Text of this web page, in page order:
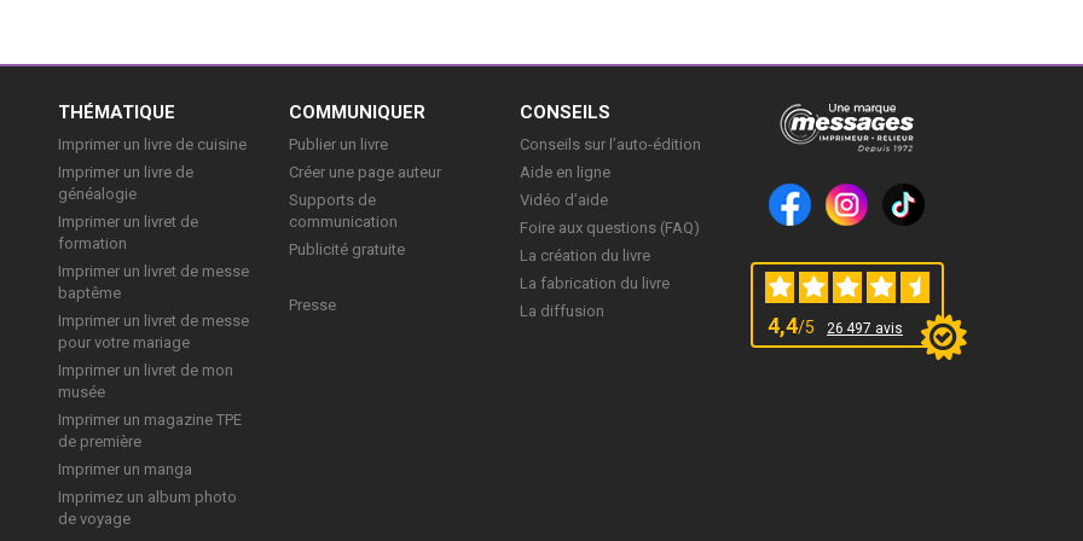
THÉMATIQUE
Imprimer un livre de cuisine
Imprimer un livre de
généalogie
Imprimer un livret de
formation
Imprimer un livret de messe
baptême
Imprimer un livret de messe
pour votre mariage
Imprimer un livret de mon
musée
Imprimer un magazine TPE
de première
Imprimer un manga
Imprimez un album photo
de voyage
COMMUNIQUER
Publier un livre
Créer une page auteur
Supports de
communication
Publicité gratuite
Presse
CONSEILS
Conseils sur l’auto-édition
Aide en ligne
Vidéo d’aide
Foire aux questions (FAQ)
La création du livre
La fabrication du livre
La diffusion
4,4/5 26 497 avis